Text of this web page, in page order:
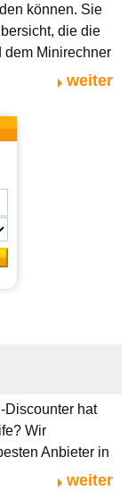
können. Sie
die die
dem Minirechner
weiter
Discounter hat
Wir
Anbieter in
weiter